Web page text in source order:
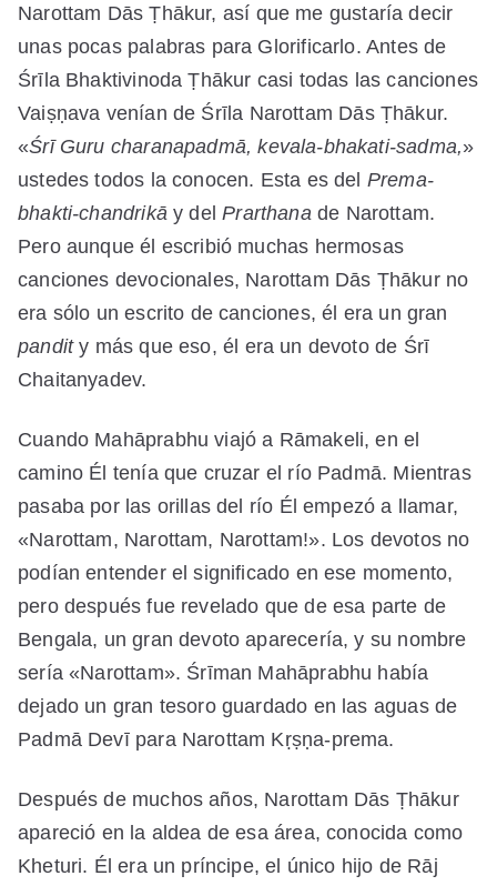
Narottam Dās Ṭhākur, así que me gustaría decir
unas pocas palabras para Glorificarlo. Antes de
Śrīla Bhaktivinoda Ṭhākur casi todas las canciones
Vaiṣṇava venían de Śrīla Narottam DāsṬhākur.
«Śrī Guru charanapadmā, kevala-bhakati-sadma,»
ustedes todos la conocen. Esta es del Prema-
bhakti-chandrikā y delPrarthana de Narottam.
Pero aunque él escribió muchas hermosas
canciones devocionales, Narottam Dās Ṭhākur no
era sólo un escrito de canciones, él era un gran
pandity más que eso, él era un devoto de Śrī
Chaitanyadev.
Cuando Mahāprabhu viajó a Rāmakeli, en el
camino Él tenía que cruzar el río Padmā. Mientras
pasaba por las orillas del río Él empezó a llamar,
«Narottam, Narottam, Narottam!». Los devotos no
podían entender el significado en ese momento,
pero después fue revelado que de esa parte de
Bengala, un gran devoto aparecería, y su nombre
sería «Narottam». Śrīman Mahāprabhu había
dejado un gran tesoro guardado en las aguas de
Padmā Devī para Narottam Kṛṣṇa-prema.
Después de muchos años, Narottam Dās Ṭhākur
apareció en la aldea de esa área, conocida como
Kheturi. Él era un príncipe, el único hijo de Rāj